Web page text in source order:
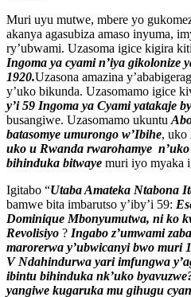
Muri uyu mutwe, mbere yo
akanya agasubiza amaso inyuma,
ry’ubwami. Uzasoma igice kigira
Ingoma ya cyami n’iya gikolonize
1920.Uzasona amazina
y’uko bikunda. Uzasomamo igice
y’i 59 Ingoma ya Cyami yatakaje
busangiwe. Uzasomamo ukuntu
batasomye umurongo w’Ibihe, uko
uko u Rwanda rwarohamye
bihinduka bitwaye muri iyo myaka
Igitabo “Utaba Amateka Ntabona
bamwe bita imbarutso y’iby’i 59:
Dominique Mbonyumutwa, ni ko
Revolisiyo ? Ingabo z’umwami
marorerwa y’ubwicanyi bwo muri
V Ndahindurwa yari imfungwa
ibintu bihinduka nk’uko
yangiwe kugaruka mu gihugu